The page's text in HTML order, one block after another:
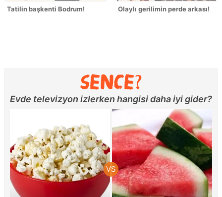
Tatilin başkenti Bodrum! Olaylı gerilimin perde arkası!
Evde televizyon izlerken hangisi daha iyi gider?